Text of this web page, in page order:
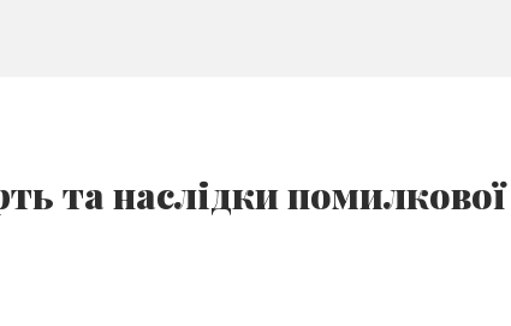
та наслідки помилкової